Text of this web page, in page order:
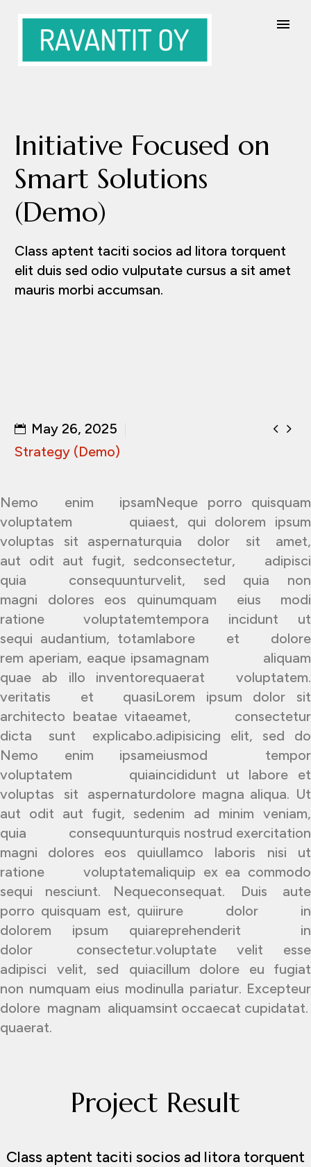
Initiative Focused on
Smart Solutions
(Demo)
Class aptent taciti socios ad litora torquent
elit duis sed odio vulputate cursus a sit amet
mauris morbi accumsan.
 
May 26, 2025
Strategy (Demo)
Nemo enim ipsam
voluptatem quia
voluptas sit aspernatur
aut odit aut fugit, sed
quia consequuntur
magni dolores eos qui
ratione voluptatem
sequi audantium, totam
rem aperiam, eaque ipsa
quae ab illo inventore
veritatis et quasi
architecto beatae vitae
dicta sunt explicabo.
Nemo enim ipsam
voluptatem quia
voluptas sit aspernatur
aut odit aut fugit, sed
quia consequuntur
magni dolores eos qui
ratione voluptatem
sequi nesciunt. Neque
porro quisquam est, qui
dolorem ipsum quia
dolor consectetur.
adipisci velit, sed quia
non numquam eius modi
dolore magnam aliquam
quaerat.
Neque porro quisquam
est, qui dolorem ipsum
quia dolor sit amet,
consectetur, adipisci
velit, sed quia non
numquam eius modi
tempora incidunt ut
labore et dolore
magnam aliquam
quaerat voluptatem.
Lorem ipsum dolor sit
amet, consectetur
adipisicing elit, sed do
eiusmod tempor
incididunt ut labore et
dolore magna aliqua. Ut
enim ad minim veniam,
quis nostrud exercitation
ullamco laboris nisi ut
aliquip ex ea commodo
consequat. Duis aute
irure dolor in
reprehenderit in
voluptate velit esse
cillum dolore eu fugiat
nulla pariatur. Excepteur
sint occaecat cupidatat.
Project Result
Class aptent taciti socios ad litora torquent